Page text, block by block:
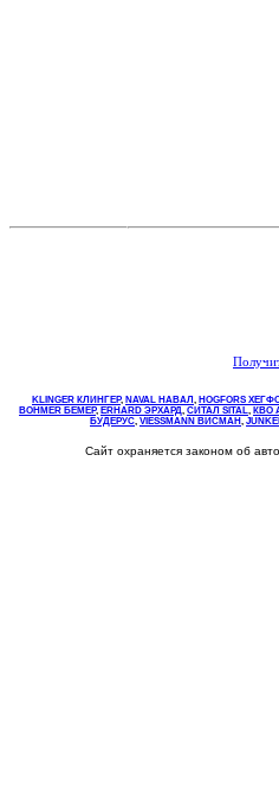
KLINGER КЛИНГЕР, NAVAL НАВАЛ , НOGFORS
BOHMER БЕМЕР, ERHARD ЭРХАРД, СИТАЛ SITAL, КВО
БУДЕРУС, VIESSMANN ВИСМАН ,
Сайт охраняется законом об